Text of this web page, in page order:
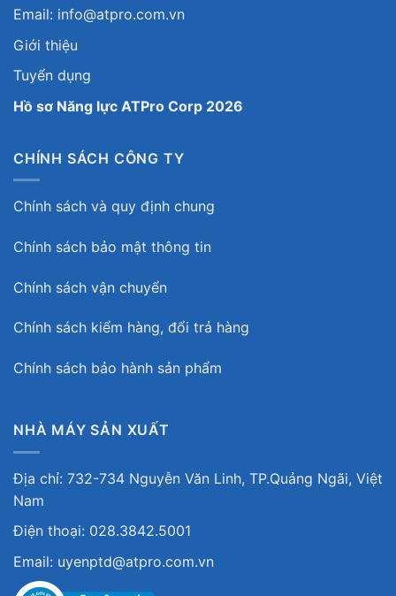
Email: info@atpro.com.vn
Giới thiệu
Tuyển dụng
Hồ sơ Năng lực ATPro Corp 2026
CHÍNH SÁCH CÔNG TY
Chính sách và quy định chung
Chính sách bảo mật thông tin
Chính sách vận chuyển
Chính sách kiểm hàng, đổi trả hàng
Chính sách bảo hành sản phẩm
NHÀ MÁY SẢN XUẤT
Địa chỉ: 732-734 Nguyễn Văn Linh, TP.Quảng Ngãi, Việt
Nam
Điện thoại: 028.3842.5001
Email: uyenptd@atpro.com.vn